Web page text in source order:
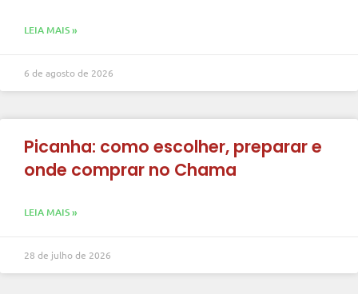
LEIA MAIS »
6 de agosto de 2026
Picanha: como escolher, preparar e
onde comprar no Chama
LEIA MAIS »
28 de julho de 2026